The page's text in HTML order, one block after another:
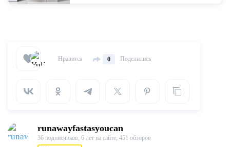
Нравится 0 Поделились
runawayfastasyoucan
36 подписчиков, 6 лет на сайте, 451 обзоров